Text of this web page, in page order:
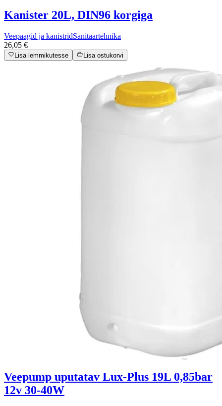
Kanister 20L, DIN96 korgiga
Veepaagid ja kanistridSanitaartehnika
26,05 €
Lisa lemmikutesse Lisa ostukorvi
Veepump uputatav Lux-Plus 19L 0,85bar
12v 30-40W